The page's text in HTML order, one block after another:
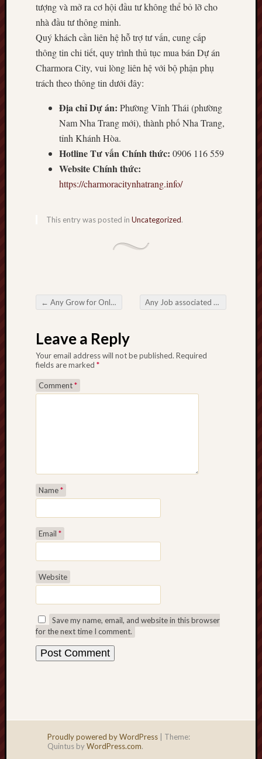
tượng và mở ra cơ hội đầu tư không thể bỏ lỡ cho
nhà đầu tư thông minh.
Quý khách cần liên hệ hỗ trợ tư vấn, cung cấp
thông tin chi tiết, quy trình thủ tục mua bán Dự án
Charmora City, vui lòng liên hệ với bộ phận phụ
trách theo thông tin dưới đây:
Địa chỉ Dự án: Phường Vĩnh Thái (phường
Nam Nha Trang mới), thành phố Nha Trang,
tỉnh Khánh Hòa.
Hotline Tư vấn Chính thức: 0906 116 559
Website Chính thức:
https://charmoracitynhatrang.info/
This entry was posted in Uncategorized.
Post navigation
← Any Grow for Online Slot Sites during the Online Period of time Any Job associated with a Fashionable Hearing Test Center during Safeguarding An individual’s Studying Health and wellbeing
Leave a Reply
Your email address will not be published. Required
fields are marked *
Comment*
Name*
Email *
Website
Save my name, email, and website in this browser
for the next time I comment.
Proudly powered by WordPress
Theme:
Quintus byWordPress.com.